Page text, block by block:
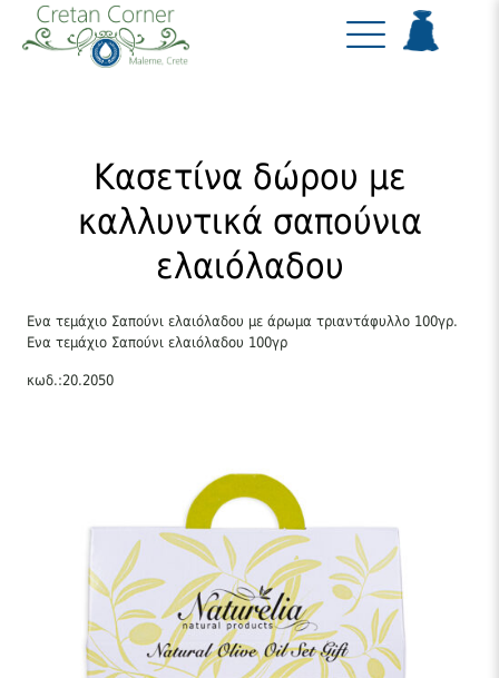
Κασετίνα δώρου με
καλλυντικά σαπούνια
ελαιόλαδου
Ενα τεμάχιο Σαπούνι ελαιόλαδου με άρωμα τριαντάφυλλο 100γρ.
Ενα τεμάχιο Σαπούνι ελαιόλαδου 100γρ
κωδ.:20.2050